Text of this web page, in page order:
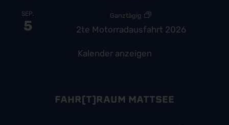
SEP.
5
Ganztägig
2te Motorradausfahrt 2026
Kalender anzeigen
FAHR(T)RAUM MATTSEE